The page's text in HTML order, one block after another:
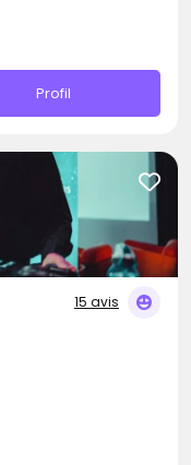
Profil
15 avis